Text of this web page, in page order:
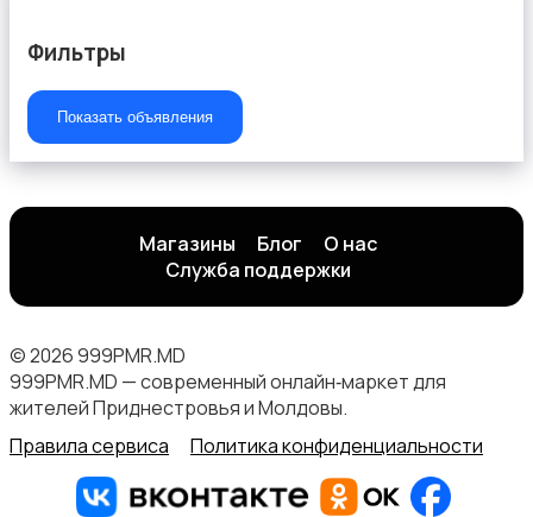
Фильтры
Показать объявления
Магазины Блог
О нас
Служба поддержки
© 2026 999PMR.MD
999PMR.MD — современный онлайн‑маркет для
жителей Приднестровья и Молдовы.
Правила сервиса
Политика конфиденциальности